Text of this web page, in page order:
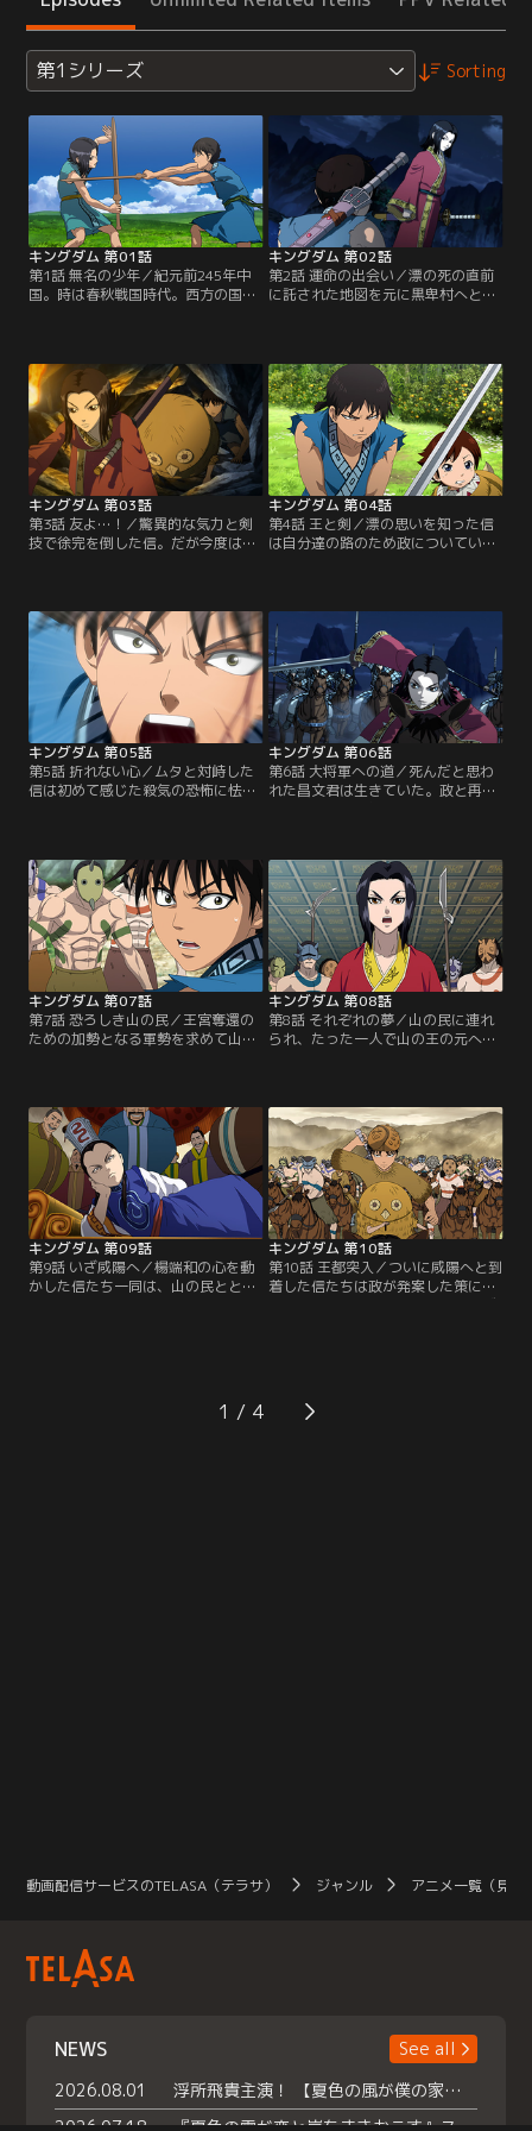
第1シリーズ Sorting
キングダム 第01話
第1話 無名の少年／紀元前245年中
国。時は春秋戦国時代。西方の国、
であり下僕として働いていたその二
人の元に、ある日王宮に仕える大臣
の昌文君が現れ漂を王宮で仕官させ
ると告げるのだった。離れ離れにな
る二人だが「行き着く場所は同じ
だ」と誓い合う。【提供：バンダイ
チャンネル】
キングダム 第02話
第2話 運命の出会い／漂の死の直前
に託された地図を元に黒卑村へと向
徐完。実はこの少年こそ秦王のエイ
政…後の始皇帝であったのだ。「漂
を殺したのは自分だ」と嘲笑する徐
完に怒り、我を忘れるように剣を向
ける信だったが、手も足も出ず倒れ
伏してしまう。【提供：バンダイチ
ャンネル】
キングダム 第03話
第3話 友よ…！／驚異的な気力と剣
技で徐完を倒した信。だが今度は王
人の前に河了貂という子供が現れ、
「抜け道がある」と告げる。貂の手
引きの元、軍の包囲を掻い潜ろうと
する一行。その最中、政の「漂は万
が一のための影武者だった」との言
葉に信は逆上。しかし…。【提供：
バンダイチャンネル】
キングダム 第04話
第4話 王と剣／漂の思いを知った信
は自分達の路のため政についていく
ネのためと言って加わり一行は昌文
君を筆頭とする大王派臣下との合流
地を目指す。連日の疾走の末、辿り
着いた先は美しい緑に囲まれた楼
閣、四百年前の秦王、穆公の隠れ避
暑地であった。そこで…。【提供：
バンダイチャンネル】
キングダム 第05話
第5話 折れない心／ムタと対峙した
信は初めて感じた殺気の恐怖に怯
分の武器だと確信した信は血だらけ
になりながらも前に出る。殺気の呪
縛から解放され、戦いの最中で進化
をし始める信はついに反撃に出る。
一方咸陽では、勢力争いに全く興味
を示さなかったはずの伝説の…。
【提供：バンダイチャンネル】
キングダム 第06話
第6話 大将軍への道／死んだと思わ
れた昌文君は生きていた。政と再会
は副官、壁によって止められてしま
う。そして壁は最後まで漂の傍にい
た者として、その様子を語りたいと
申し出る。憮然とする信だったが、
壁が語る漂の姿は堂々たる王の姿で
あり英雄のように語られる…。【提
供：バンダイチャンネル】
キングダム 第07話
第7話 恐ろしき山の民／王宮奪還の
ための加勢となる軍勢を求めて山の
と緊張に沈み込む一同の中、信だけ
は「味方にする値打ちがある」と意
気揚々と先を目指す。その背中に何
かを感じ取る政と昌文君。一行はさ
らに先を目指し険しい山々を歩き続
けるが、ふと気づくと…。【提供：
バンダイチャンネル】
キングダム 第08話
第8話 それぞれの夢／山の民に連れ
られ、たった一人で山の王の元へと
登り山の民の王国に乗り込んでいく
三人の眼前に現れたのは想像を絶す
る堅牢な要塞であった。そして驚愕
に固まったままの三人の背後に山の
民が音もなく忍び寄る。【提供：バ
ンダイチャンネル】
キングダム 第09話
第9話 いざ咸陽へ／楊端和の心を動
かした信たち一同は、山の民ととも
う。あまりの兵力差に喚く信。だが
逆に政は「悪くない」と瞳を光らせ
キングダム 第10話
第10話 王都突入／ついに咸陽へと到
着した信たちは政が発案した策によ
り全員山の民の姿へと扮装し、いざ
「怖気づいたのか」とからかう信に
政は王宮をまっすぐに見つめ「全て
1
動画配信サービスのTELASA（テラサ） ジャンル アニメ一覧（見放
NEWS
See all
2026.08.01
浮所飛貴主演！ 【夏色の風が僕の家にやってきた】 本日よりテラサで独占配信スタート！